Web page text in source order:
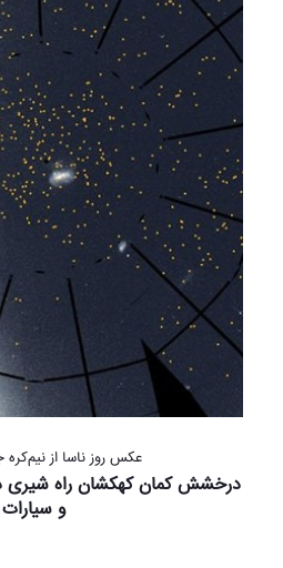
عکس روز ناسا از
درخشش کمان کهکشان راه شیری
و سیارات